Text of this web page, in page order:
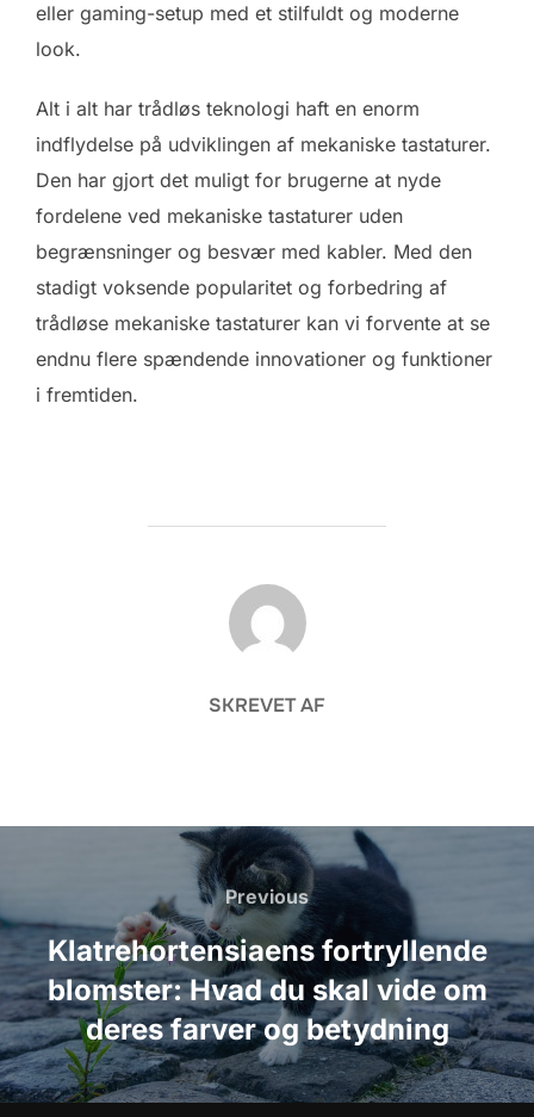
eller gaming-setup med et stilfuldt og moderne
look.
Alt i alt har trådløs teknologi haft en enorm
indflydelse på udviklingen af mekaniske tastaturer.
Den har gjort det muligt for brugerne at nyde
fordelene ved mekaniske tastaturer uden
begrænsninger og besvær med kabler. Med den
stadigt voksende popularitet og forbedring af
trådløse mekaniske tastaturer kan vi forvente at se
endnu flere spændende innovationer og funktioner
i fremtiden.
FORFATTER
SKREVET AF
Indlægsnavigation
Previous
Previous
Klatrehortensiaens fortryllende
blomster: Hvad du skal vide om
deres farver og betydning